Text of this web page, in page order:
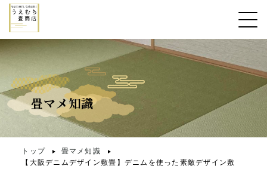
畳マメ知識
トップ
畳マメ知識
【大阪デニムデザイン敷畳】デニムを使った素敵デザイン敷